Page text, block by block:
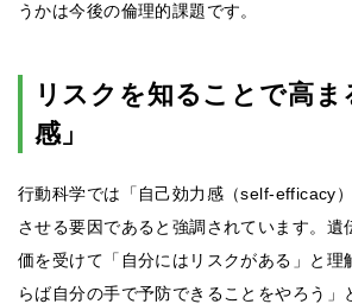
うかは今後の倫理的課題です。
リスクを知ることで高ま
感」
行動科学では「自己効力感（self-efficacy
させる要因であると強調されています。遺
価を受けて「自分にはリスクがある」と理
らば自分の手で予防できることをやろう」